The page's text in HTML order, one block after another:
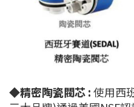
◆精密陶瓷閥芯 :使用西